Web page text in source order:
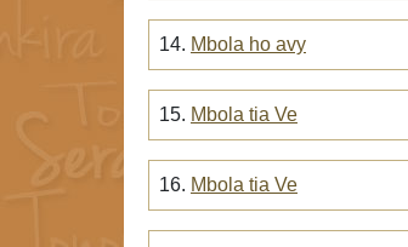
14. Mbola ho avy
15. Mbola tia Ve
16. Mbola tia Ve